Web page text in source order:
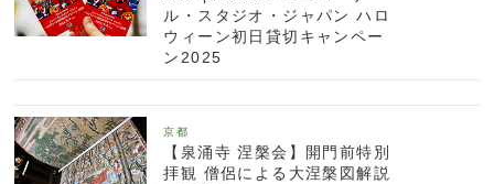
ル・スタジオ・ジャパン ハロ
ウィーン初日貸切キャンペー
ン2025
京都
【泉涌寺 涅槃会】開門前特別
拝観 僧侶による大涅槃図解説